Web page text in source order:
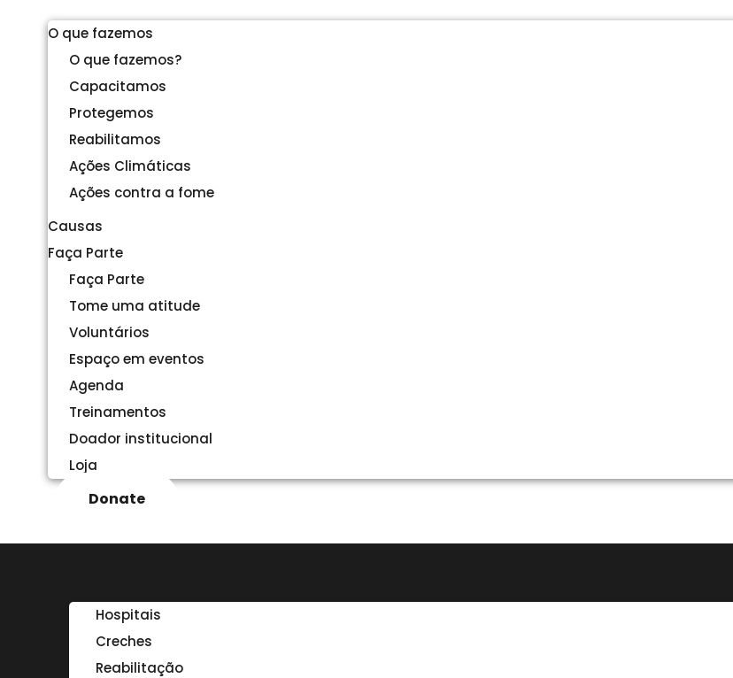
O que fazemos
O que fazemos?
Capacitamos
Protegemos
Reabilitamos
Ações Climáticas
Ações contra a fome
Causas
Faça Parte
Faça Parte
Tome uma atitude
Voluntários
Espaço em eventos
Agenda
Treinamentos
Doador institucional
Loja
Donate
Hospitais
Creches
Reabilitação